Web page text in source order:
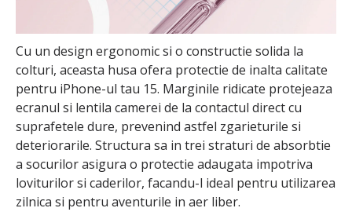
Cu un design ergonomic si o constructie solida la
colturi, aceasta husa ofera protectie de inalta calitate
pentru iPhone-ul tau 15. Marginile ridicate protejeaza
ecranul si lentila camerei de la contactul direct cu
suprafetele dure, prevenind astfel zgarieturile si
deteriorarile. Structura sa in trei straturi de absorbtie
a socurilor asigura o protectie adaugata impotriva
loviturilor si caderilor, facandu-l ideal pentru utilizarea
zilnica si pentru aventurile in aer liber.